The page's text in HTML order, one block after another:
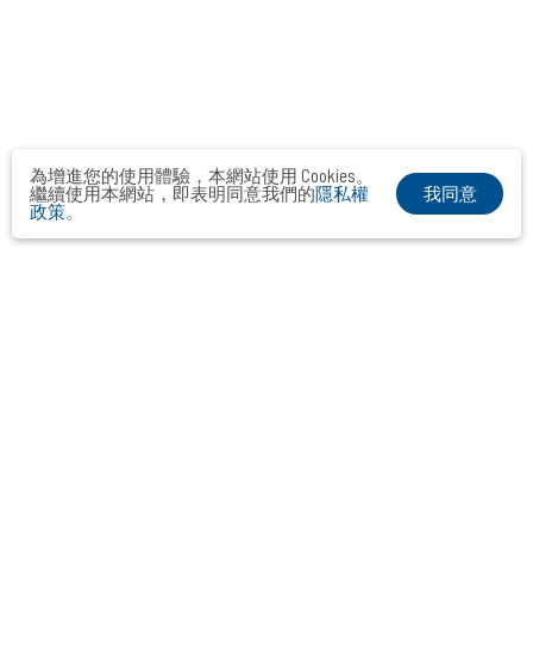
為增進您的使用體驗，本網站使用 Cookies。
繼續使用本網站，即表明同意我們的隱私權
政策。
我同意